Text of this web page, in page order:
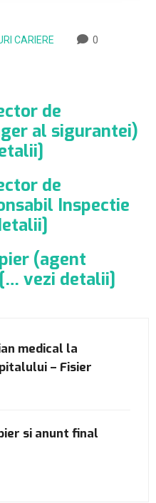
CARIERE 0
de
al sigurantei)
de
Inspectie
(agent
vezi detalii]
medical la
– Fisier
si anunt final